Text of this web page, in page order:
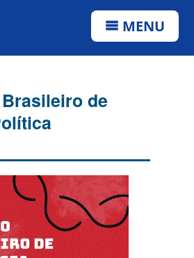
MENU
de